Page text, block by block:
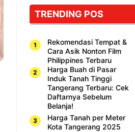
Cuma
Sushi!
TRENDING POS
Rekomendasi Tempat &
Cara Asik Nonton Film
Philippines Terbaru
Harga Buah di Pasar
Induk Tanah Tinggi
Tangerang Terbaru: Cek
Daftarnya Sebelum
Belanja!
Harga Tanah per Meter
Kota Tangerang 2025